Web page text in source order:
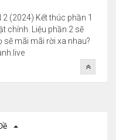
2 (2024) Kết thúc phần 1
chính. Liệu phần 2 sẽ
sẽ mãi mãi rời xa nhau?